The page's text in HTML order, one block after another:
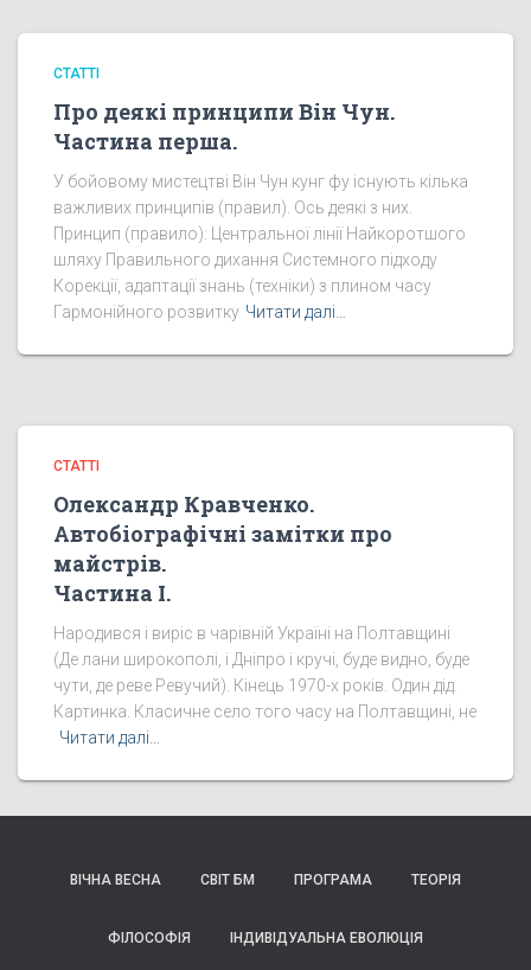
СТАТТІ
Про деякі принципи Він Чун.
Частина перша.
У бойовому мистецтві Він Чун кунг фу існують кілька
важливих принципів (правил). Ось деякі з них.
Принцип (правило): Центральної лінії Найкоротшого
шляху Правильного дихання Системного підходу
Корекції, адаптації знань (техніки) з плином часу
Гармонійного розвитку Читати далі…
СТАТТІ
Олександр Кравченко.
Автобіографічні замітки про
майстрів.
Частина І.
Народився і виріс в чарівній Україні на Полтавщині
(Де лани широкополі, і Дніпро і кручі, буде видно, буде
чути, де реве Ревучий). Кінець 1970-х років. Один дід.
Картинка. Класичне село того часу на Полтавщині, не
Читати далі…
ВІЧНА ВЕСНА СВІТ БМ ПРОГРАМА ТЕОРІЯ
ФІЛОСОФІЯ ІНДИВІДУАЛЬНА ЕВОЛЮЦІЯ